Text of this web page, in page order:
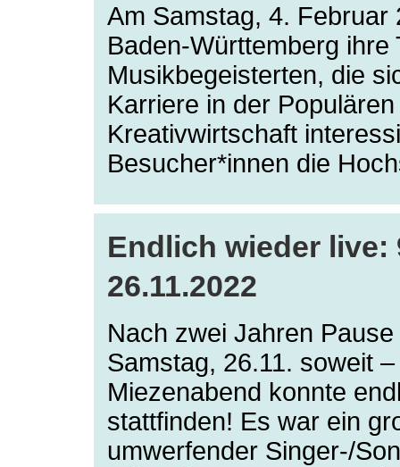
Am Samstag, 4. Februar
Baden-Württemberg ihre
Musikbegeisterten, die
Karriere in der
Kreativwirtschaft
Besucher*innen die
Endlich wieder live:
26.11.2022
Nach zwei Jahren
Samstag, 26.11. soweit
Miezenabend konnte
stattfinden! Es war ein
umwerfender Singer-/